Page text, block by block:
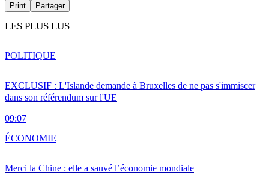
Print Partager
LES PLUS LUS
EXCLUSIF : L'Islande demande à Bruxelles de ne pas s'immiscer
dans son référendum sur l'UE
09:07
POLITIQUE
Merci la Chine : elle a sauvé l’économie mondiale
ÉCONOMIE